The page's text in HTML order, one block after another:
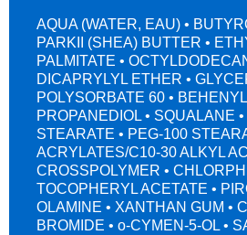
AQUA (WATER, EAU) •
PARKII (SHEA) BUTTER •
PALMITATE •
DICAPRYLYL ETHER •
POLYSORBATE 60 •
PROPANEDIOL • SQUALANE
STEARATE • PEG-100
ACRYLATES/C10-30 ALKYL
CROSSPOLYMER •
TOCOPHERYL ACETATE •
OLAMINE • XANTHAN GUM •
BROMIDE • o-CYMEN-5-OL •